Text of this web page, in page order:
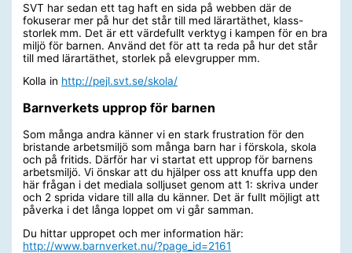
SVT har sedan ett tag haft en sida på webben där de
fokuserar mer på hur det står till med lärartäthet, klass-
storlek mm. Det är ett värdefullt verktyg i kampen för en bra
miljö för barnen. Använd det för att ta reda på hur det står
till med lärartäthet, storlek på elevgrupper mm.
Kolla in http://pejl.svt.se/skola/
Barnverkets upprop för barnen
Som många andra känner vi en stark frustration för den
bristande arbetsmiljö som många barn har i förskola, skola
och på fritids. Därför har vi startat ett upprop för barnens
arbetsmiljö. Vi önskar att du hjälper oss att knuffa upp den
här frågan i det mediala solljuset genom att 1: skriva under
och 2 sprida vidare till alla du känner. Det är fullt möjligt att
påverka i det långa loppet om vi går samman.
Du hittar uppropet och mer information här:
http://www.barnverket.nu/?page_id=2161